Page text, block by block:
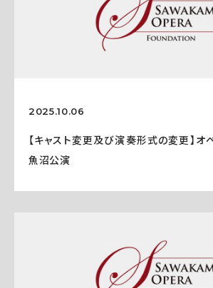
2025.10.06
【キャスト変更及び演奏形式の変更】オ
魚沼公演